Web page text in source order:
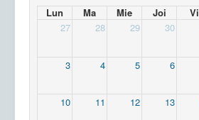
Lun Ma Mie Joi Vi
27
28 29 30
3 4 5 6
10 11 12 13